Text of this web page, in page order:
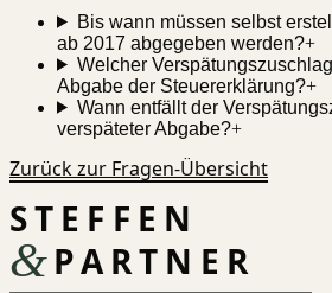
Bis wann müssen selbst
ab 2017 abgegeben werden?+
Welcher
Abgabe der Steuererklärung?+
Wann entfällt der
verspäteter Abgabe?+
Zurück zur Fragen-Übersicht
STEFFEN
&PARTNER